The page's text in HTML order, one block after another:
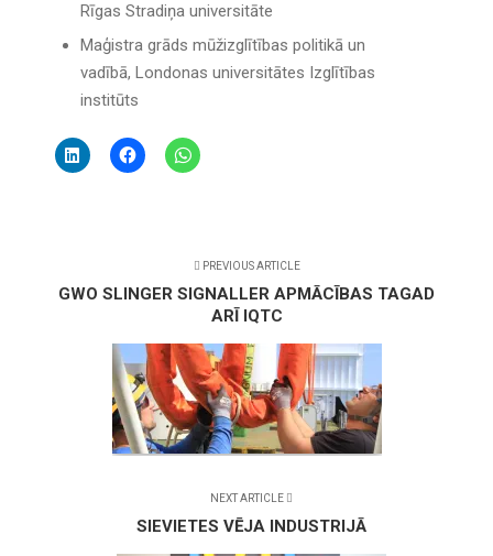
Rīgas Stradiņa universitāte
Maģistra grāds mūžizglītības politikā un
vadībā, Londonas universitātes Izglītības
institūts
PREVIOUS ARTICLE
GWO SLINGER SIGNALLER APMĀCĪBAS TAGAD
ARĪ IQTC
NEXT ARTICLE
SIEVIETES VĒJA INDUSTRIJĀ